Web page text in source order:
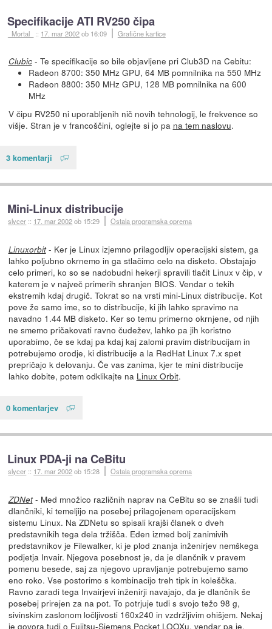
Specifikacije ATI RV250 čipa
_Mortal_ :: 17. mar 2002ob 16:09 Grafične kartice
Clubic- Te specifikacije so bile objavljene pri Club3D na Cebitu:
Radeon 8700: 350 MHz GPU, 64 MB pomnilnika na 550 MHz
Radeon 8800: 350 MHz GPU, 128 MB pomnilnika na 600
MHz
V čipu RV250 ni uporabljenih nič novih tehnologij, le frekvence so
višje. Stran je v francoščini, oglejte si jo pa na tem naslovu.
3 komentarji
Mini-Linux distribucije
slycer :: 17. mar 2002ob 15:29 Ostala programska oprema
Linuxorbit- Ker je Linux izjemno prilagodljiv operacijski sistem, ga
lahko poljubno okrnemo in ga stlačimo celo na disketo. Obstajajo
celo primeri, ko so se nadobudni hekerji spravili tlačit Linux v čip, v
katerem je v največ primerih shranjen BIOS. Vendar o tekih
ekstremih kdaj drugič. Tokrat so na vrsti mini-Linux distribucije. Kot
pove že samo ime, so to distribucije, ki jih lahko spravimo na
navadno 1.44 MB disketo. Ker so temu primerno okrnjene, od njih
ne smemo pričakovati ravno čudežev, lahko pa jih koristno
uporabimo, če se kdaj pa kdaj kaj zalomi pravim distribucijam in
potrebujemo orodje, ki distribucije a la RedHat Linux 7.x spet
prepričajo k delovanju. Če vas zanima, kjer te mini distribucije
lahko dobite, potem odklikajte na Linux Orbit.
0 komentarjev
Linux PDA-ji na CeBitu
slycer :: 17. mar 2002ob 15:28 Ostala programska oprema
ZDNet- Med množico različnih naprav na CeBitu so se znašli tudi
dlančniki, ki temeljijo na posebej prilagojenem operacijskem
sistemu Linux. Na ZDNetu so spisali krajši članek o dveh
predstavnikih tega dela tržišča. Eden izmed bolj zanimivih
predstavnikov je Filewalker, ki je plod znanja inženirjev nemškega
podjetja Invair. Njegova posebnost je, da je dlančnik v pravem
pomenu besede, saj za njegovo upravljanje potrebujemo samo
eno roko. Vse postorimo s kombinacijo treh tipk in koleščka.
Ravno zaradi tega Invairjevi inženirji navajajo, da je dlančnik še
posebej prirejen za na pot. To potrjuje tudi s svojo težo 98 g,
sivinskim zaslonom ločljivosti 160x240 in vzdržljivim ohišjem. Nekaj
je govora tudi o Fujitsu-Siemens Pocket LOOXu, vendar pa je,